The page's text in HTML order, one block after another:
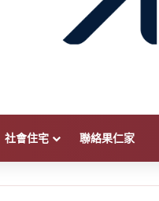
社會住宅 聯絡果仁家